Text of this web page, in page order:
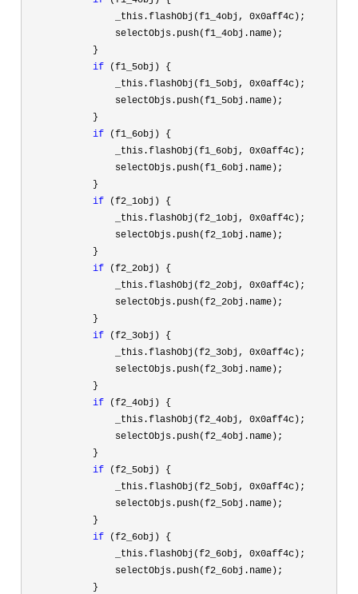
                _this.flashObj(f1_4obj,
0x0aff4c );
                selectObjs.push(f1_4obj.name);
            }
if (f1_5obj) {
                _this.flashObj(f1_5obj,
0x0aff4c );
                selectObjs.push(f1_5obj.name);
            }
if (f1_6obj) {
                _this.flashObj(f1_6obj,
0x0aff4c );
                selectObjs.push(f1_6obj.name);
            }
if (f2_1obj) {
                _this.flashObj(f2_1obj,
0x0aff4c );
                selectObjs.push(f2_1obj.name);
            }
if (f2_2obj) {
                _this.flashObj(f2_2obj,
0x0aff4c );
                selectObjs.push(f2_2obj.name);
            }
if (f2_3obj) {
                _this.flashObj(f2_3obj,
0x0aff4c );
                selectObjs.push(f2_3obj.name);
            }
if (f2_4obj) {
                _this.flashObj(f2_4obj,
0x0aff4c );
                selectObjs.push(f2_4obj.name);
            }
if (f2_5obj) {
                _this.flashObj(f2_5obj,
0x0aff4c );
                selectObjs.push(f2_5obj.name);
            }
if (f2_6obj) {
                _this.flashObj(f2_6obj,
0x0aff4c );
                selectObjs.push(f2_6obj.name);
            }